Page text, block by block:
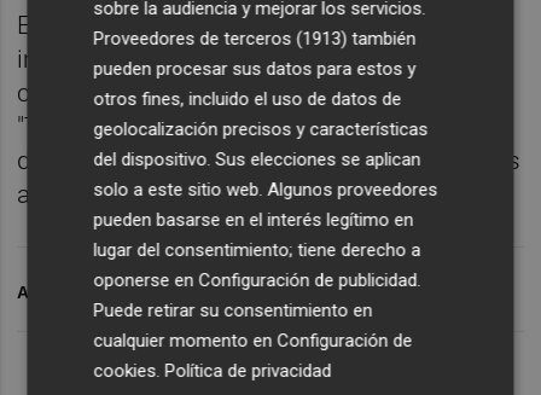
El socialista añadió que, ante una posible
imputación, no se plantea dimitir porque
cree que esa situación no se va a producir.
"Tengo la conciencia tranquila. El resultado
de este caso va a ser el mismo que hace tres
años: el archivo. No hay nada", manifestó.
ARCHIVADO EN DIEGO CONESA
sobre la audiencia y mejorar los servicios.
Proveedores de terceros (1913) también
pueden procesar sus datos para estos y
otros fines, incluido el uso de datos de
geolocalización precisos y características
del dispositivo. Sus elecciones se aplican
solo a este sitio web. Algunos proveedores
pueden basarse en el interés legítimo en
lugar del consentimiento; tiene derecho a
oponerse enConfiguración de publicidad
Puede retirar su consentimiento en
cualquier momento enConfiguración de
cookies .Política de privacidad